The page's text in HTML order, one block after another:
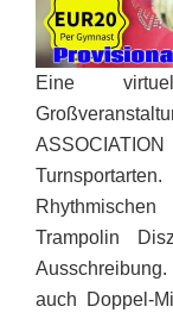
Eine
Trampolin
auch Doppel-